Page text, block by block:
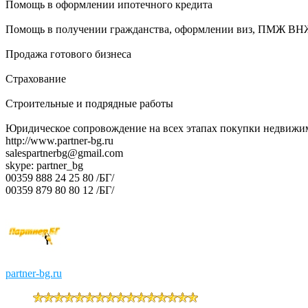
Помощь в оформлении ипотечного кредита
Помощь в получении гражданства, оформлении виз, ПМЖ
Продажа готового бизнеса
Страхование
Строительные и подрядные работы
Юридическое сопровождение на всех этапах покупки
http://www.partner-bg.ru
salespartnerbg@gmail.com
skype: partner_bg
00359 888 24 25 80 /БГ/
00359 879 80 80 12 /БГ/
partner-bg.ru